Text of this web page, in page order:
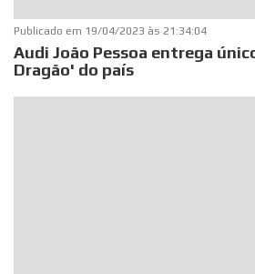
Publicado em 19/04/2023 às 21:34:04
Audi João Pessoa entrega
Dragão' do país